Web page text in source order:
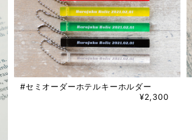
#セミオーダーホテルキーホルダー
¥2,300